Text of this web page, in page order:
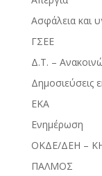
Ασφάλεια και
ΓΣΕΕ
Δ.Τ. –
ΕΚΑ
Ενημέρωση
ΟΚΔΕ/ΔΕΗ –
ΠΑΛΜΟΣ